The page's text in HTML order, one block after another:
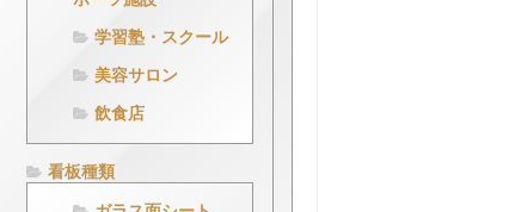
学習塾・スクール
美容サロン
飲食店
看板種類